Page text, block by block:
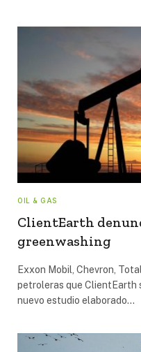
OIL & GAS
ClientEarth
greenwashing
Exxon Mobil, Chevron,
petroleras que ClientEarth
nuevo estudio elaborado…